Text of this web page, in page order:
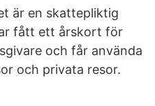
är en skattepliktig
fått ett årskort för
och får använda
och privata resor.